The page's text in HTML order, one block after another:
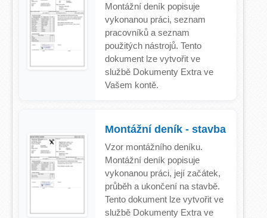
Montážní deník popisuje
vykonanou práci, seznam
pracovníků a seznam
použitých nástrojů. Tento
dokument lze vytvořit ve
službě Dokumenty Extra ve
Vašem kontě.
Montážní deník - stavba
Vzor montážního deníku.
Montážní deník popisuje
vykonanou práci, její začátek,
průběh a ukončení na stavbě.
Tento dokument lze vytvořit ve
službě Dokumenty Extra ve